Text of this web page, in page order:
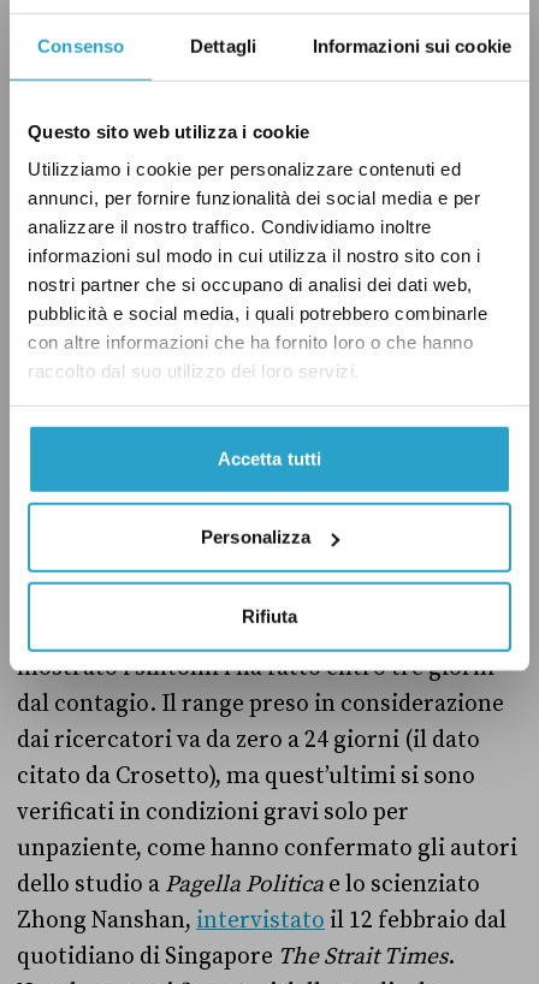
Consenso Dettagli Informazioni sui cookie
Questo sito web utilizza i cookie
Utilizziamo i cookie per personalizzare contenuti ed
annunci, per fornire funzionalità dei social media e per
analizzare il nostro traffico. Condividiamo inoltre
informazioni sul modo in cui utilizza il nostro sito con i
nostri partner che si occupano di analisi dei dati web,
pubblicità e social media, i quali potrebbero combinarle
con altre informazioni che ha fornito loro o che hanno
raccolto dal suo utilizzo dei loro servizi.
Accetta tutti
Personalizza
Rifiuta
facilitare e velocizzare la diffusione di
informazioni scientifiche in ambito medico.
In ogni caso, il testo online dal 9 febbraio
«descrive una nuova ricerca medica ma deve
essere ancora valutato e pertanto non deve
essere utilizzato come guida per le pratiche
cliniche»,sottolinea con un caveatmedRxiv
In sintesi, i ricercatori hanno stimato, sulla
base del loro campione, che il periodo mediano
di incubazione del nuovo coronavirusè di tre
(più basso dunque dei 5,2 visti nello
studio di Nejm, comeriportatoanche degli
autori del nuovo studio).
Questo significa, in parole semplici, che
almeno la metà delle persone che hanno
mostrato i sintomi l’ha fatto entro tre giorni
dal contagio. Il range preso in considerazione
dai ricercatori va da zero a 24 giorni (il dato
citato da Crosetto), ma quest’ultimi si sono
verificati in condizioni gravi solo per
unpaziente, come hanno confermato gli autori
dello studio a Pagella Politica e lo scienziato
Zhong Nanshan, intervistato il 12 febbraio dal
quotidiano di Singapore The Strait Times.